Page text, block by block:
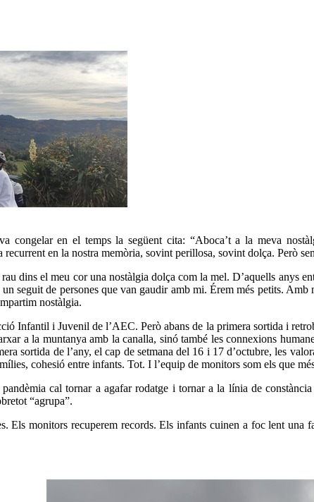
congelar en el temps la següent cita: “Aboca’t a la meva
en la nostra memòria, sovint perillosa, sovint dolça. Però
dins el meu cor una nostàlgia dolça com la mel. D’aquells anys
seguit de persones que van gaudir amb mi. Érem més petits.
nostàlgia.
Infantil i Juvenil de l’AEC. Però abans de la primera sortida i
a la muntanya amb la canalla, sinó també les connexions
sortida de l’any, el cap de setmana del 16 i 17 d’octubre, les
cohesió entre infants. Tot. I l’equip de monitors som els que
cal tornar a agafar rodatge i tornar a la línia de
“agrupa”.
Els monitors recuperem records. Els infants cuinen a foc lent